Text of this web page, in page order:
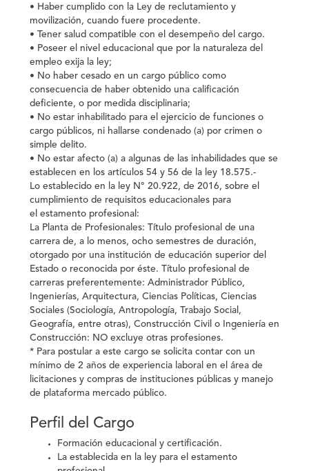
• Haber cumplido con la Ley de reclutamiento y
movilización, cuando fuere procedente.
• Tener salud compatible con el desempeño del cargo.
• Poseer el nivel educacional que por la naturaleza del
empleo exija la ley;
• No haber cesado en un cargo público como
consecuencia de haber obtenido una calificación
deficiente, o por medida disciplinaria;
• No estar inhabilitado para el ejercicio de funciones o
cargo públicos, ni hallarse condenado (a) por crimen o
simple delito.
• No estar afecto (a) a algunas de las inhabilidades que se
establecen en los artículos 54 y 56 de la ley 18.575.-
Lo establecido en la ley N° 20.922, de 2016, sobre el
cumplimiento de requisitos educacionales para
el estamento profesional:
La Planta de Profesionales: Título profesional de una
carrera de, a lo menos, ocho semestres de duración,
otorgado por una institución de educación superior del
Estado o reconocida por éste. Título profesional de
carreras preferentemente: Administrador Público,
Ingenierías, Arquitectura, Ciencias Políticas, Ciencias
Sociales (Sociología, Antropología, Trabajo Social,
Geografía, entre otras), Construcción Civil o Ingeniería en
Construcción: NO excluye otras profesiones.
* Para postular a este cargo se solicita contar con un
mínimo de 2 años de experiencia laboral en el área de
licitaciones y compras de instituciones públicas y manejo
de plataforma mercado público.
Perfil del Cargo
Formación educacional y certificación.
La establecida en la ley para el estamento